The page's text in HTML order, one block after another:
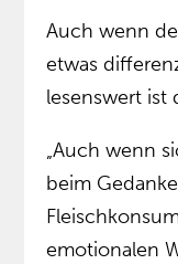
Auch wenn
etwas
lesenswert ist
„Auch wenn
beim
emotionalen